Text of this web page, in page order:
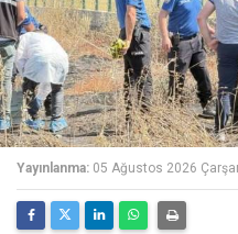
Yayınlanma: 05 Ağustos 2026